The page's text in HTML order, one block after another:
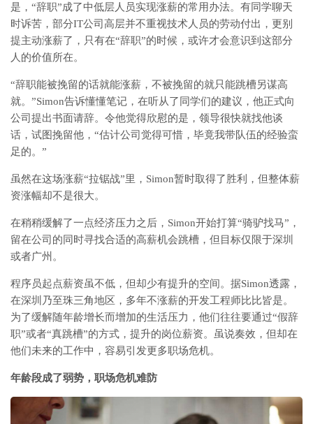
是，“辞职”成了中低层人员实现涨薪的常用办法。有同学聊天
时诉苦，部分IT公司高层并不重视技术人员的劳动付出，更别
提主动涨薪了，只有在“辞职”的时候，或许才会意识到这部分
人的价值所在。
“辞职能被挽留的话就能涨薪，不被挽留的就只能跳槽另谋高
就。”Simon告诉懂懂笔记，在听从了同学们的建议，他正式向
公司提出书面请辞。令他觉得欣慰的是，领导很快就找他谈
话，试图挽留他，“估计公司觉得可惜，毕竟我带队伍的经验蛮
足的。”
虽然在这场涨薪“拉锯战”里，Simon暂时取得了胜利，但整体薪
资涨幅却不是很大。
在稍稍缓解了一点经济压力之后，Simon开始打算“骑驴找马”，
留在公司的同时寻找合适的高薪机会跳槽，但目标仅限于深圳
或者广州。
程序员起点薪资虽不低，但却少有提升的空间。据Simon透露，
在深圳乃至珠三角地区，多年不涨薪的开发工程师比比皆是。
为了缓解随年龄增长而增加的生活压力，他们往往要通过“假辞
职”或者“真跳槽”的方式，提升的岗位薪资。虽说奏效，但却在
他们未来的工作中，容易引发更多职场危机。
年龄段成了弱势，职场危机难防